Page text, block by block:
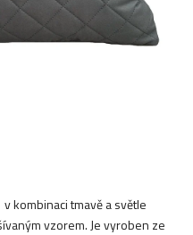
kombinaci tmavě a světle
vzorem. Je vyroben ze